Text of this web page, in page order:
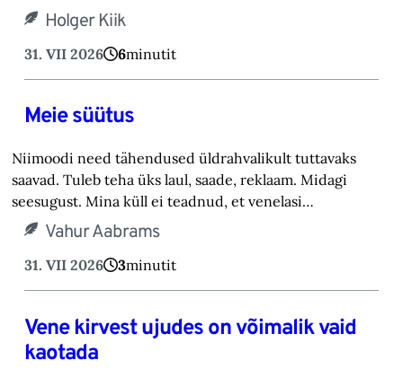
Holger Kiik
31. VII 2026 6minutit
Meie süütus
Niimoodi need tähendused üldrahvalikult tuttavaks
saavad. Tuleb teha üks laul, saade, reklaam. Midagi
seesugust. Mina küll ei teadnud, et venelasi…
Vahur Aabrams
31. VII 2026 3minutit
Vene kirvest ujudes on võimalik vaid
kaotada